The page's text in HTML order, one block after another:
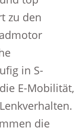
zu den
in S-
E-Mobilität,
die